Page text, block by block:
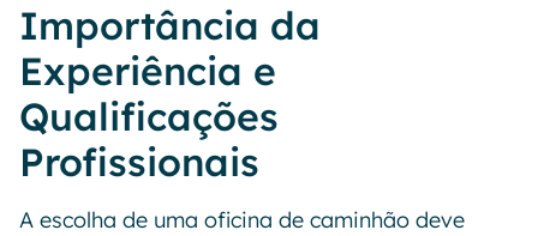
Importância da
Experiência e
Qualificações
Profissionais
A escolha de uma oficina de caminhão deve